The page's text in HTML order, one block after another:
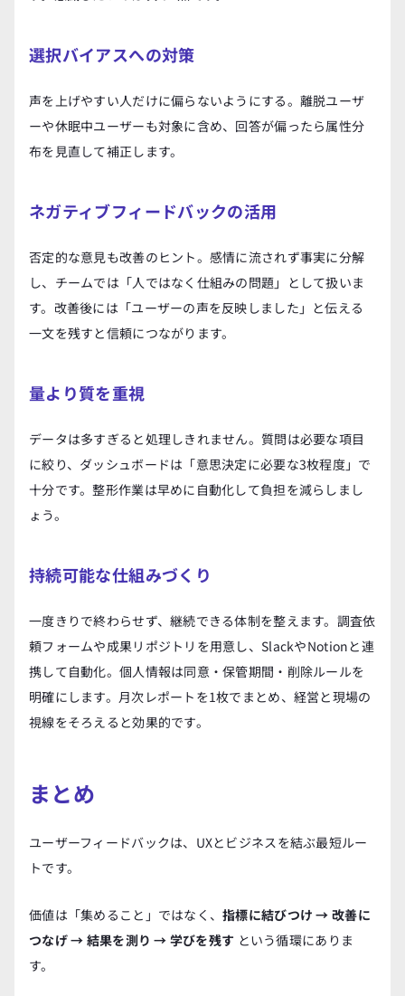
選択バイアスへの対策
声を上げやすい人だけに偏らないようにする。離脱ユーザ
ーや休眠中ユーザーも対象に含め、回答が偏ったら属性分
布を見直して補正します。
ネガティブフィードバックの活用
否定的な意見も改善のヒント。感情に流されず事実に分解
し、チームでは「人ではなく仕組みの問題」として扱いま
す。改善後には「ユーザーの声を反映しました」と伝える
一文を残すと信頼につながります。
量より質を重視
データは多すぎると処理しきれません。質問は必要な項目
に絞り、ダッシュボードは「意思決定に必要な3枚程度」で
十分です。整形作業は早めに自動化して負担を減らしまし
ょう。
持続可能な仕組みづくり
一度きりで終わらせず、継続できる体制を整えます。調査依
頼フォームや成果リポジトリを用意し、SlackやNotionと連
携して自動化。個人情報は同意・保管期間・削除ルールを
明確にします。月次レポートを1枚でまとめ、経営と現場の
視線をそろえると効果的です。
まとめ
ユーザーフィードバックは、UXとビジネスを結ぶ最短ルー
トです。
価値は「集めること」ではなく、指標に結びつけ → 改善に
つなげ → 結果を測り → 学びを残す という循環にありま
す。